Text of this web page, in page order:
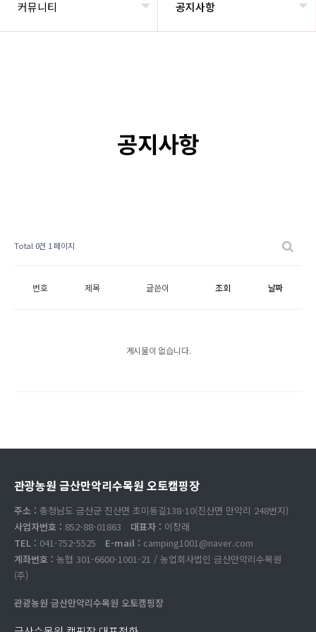
커뮤니티 공지사항
공지사항
Total 0건 1 페이지
번호 제목 글쓴이 조회 날짜
게시물이 없습니다.
관광농원 금산만악리수목원 오토캠핑장
주소 : 충청남도 금산군 진산면 초미동길138-10(진산면 만악리 248번지)
사업자번호 : 852-88-01863 대표자 : 이창래
TEL : 041-752-5525 E-mail : camping1001@naver.com
계좌번호 : 농협 301-6600-1001-21 / 농업회사법인 금산만악리수목원
(주)
관광농원 금산만악리수목원 오토캠핑장